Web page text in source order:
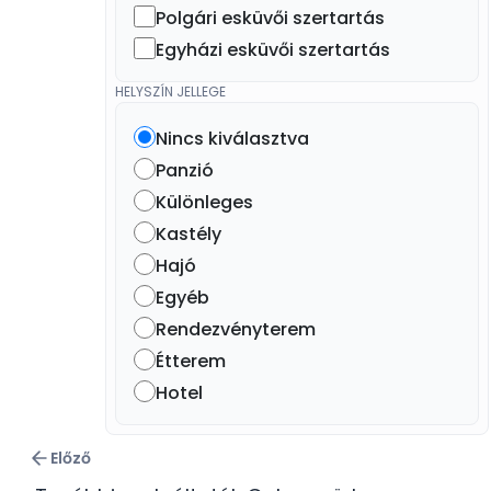
Polgári esküvői szertartás
Egyházi esküvői szertartás
HELYSZÍN JELLEGE
Nincs kiválasztva
Panzió
Különleges
Kastély
Hajó
Egyéb
Rendezvényterem
Étterem
Hotel
Előző